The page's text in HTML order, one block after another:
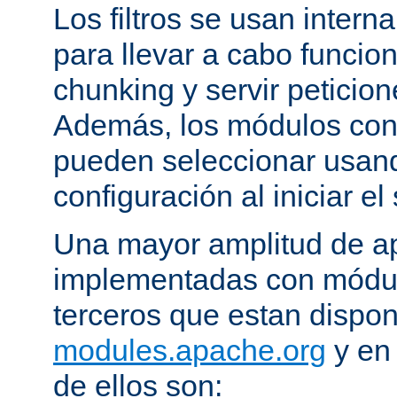
Los filtros se usan
para llevar a cabo
chunking y servir
Además, los módulos
pueden seleccionar
configuración al iniciar el
Una mayor amplitud de
implementadas con
terceros que estan
modules.apache.org y
de ellos son: